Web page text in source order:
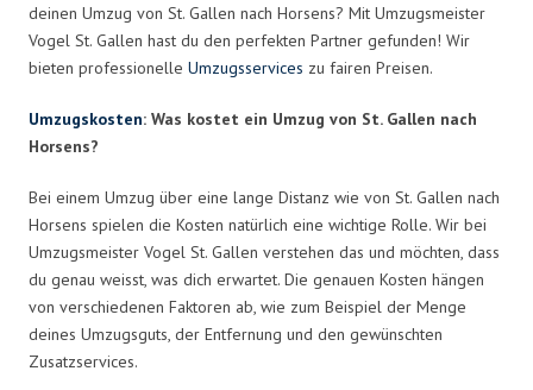
deinen Umzug von St. Gallen nach Horsens? Mit Umzugsmeister
Vogel St. Gallen hast du den perfekten Partner gefunden! Wir
bieten professionelle Umzugsservices zu fairen Preisen.
Umzugskosten: Was kostet ein Umzug von St. Gallen nach
Horsens?
Bei einem Umzug über eine lange Distanz wie von St. Gallen nach
Horsens spielen die Kosten natürlich eine wichtige Rolle. Wir bei
Umzugsmeister Vogel St. Gallen verstehen das und möchten, dass
du genau weisst, was dich erwartet. Die genauen Kosten hängen
von verschiedenen Faktoren ab, wie zum Beispiel der Menge
deines Umzugsguts, der Entfernung und den gewünschten
Zusatzservices.